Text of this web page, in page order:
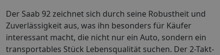
Der Saab 92 zeichnet sich durch seine Robustheit und
Zuverlässigkeit aus, was ihn besonders für Käufer
interessant macht, die nicht nur ein Auto, sondern ein
transportables Stück Lebensqualität suchen. Der 2-Takt-